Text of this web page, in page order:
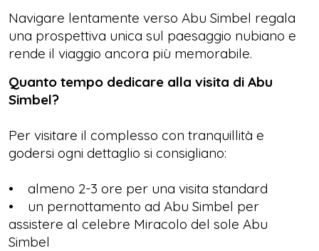
Navigare lentamente verso Abu Simbel regala
una prospettiva unica sul paesaggio nubiano e
rende il viaggio ancora più memorabile.
Quanto tempo dedicare alla visita di Abu
Simbel?
Per visitare il complesso con tranquillità e
godersi ogni dettaglio si consigliano:
• almeno 2-3 ore per una visita standard
• un pernottamento ad Abu Simbel per
assistere al celebre Miracolo del sole Abu
Simbel